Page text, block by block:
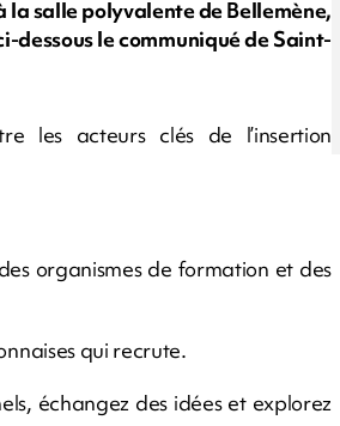
la salle polyvalente de Bellemène,
dessous le communiqué de Saint-
les acteurs clés de l’insertion
organismes de formation et des
qui recrute.
échangez des idées et explorez